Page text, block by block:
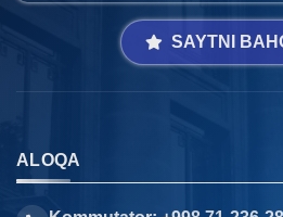
SAYTNI
ALOQA